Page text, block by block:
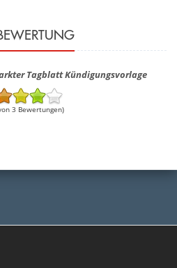
Tagblatt Kündigungsvorlage
3 Bewertungen)